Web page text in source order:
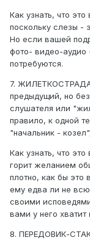
Как узнать, что
поскольку слезы -
Но если вашей
фото- видео-аудио
потребуются.
7.
предыдущий, но
слушателя или
правило, к одной
"начальник -
Как узнать, что
горит желанием
плотно, как бы это
ему едва ли не
своими
вами у него
8. ПЕРЕДОВИК-